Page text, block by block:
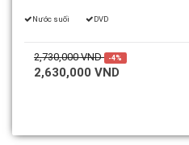
Nước suối DVD
2,730,000 VND -4%
2,630,000 VND